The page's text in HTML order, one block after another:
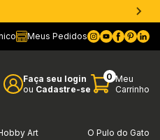
Meus Pedidos
Faça seu login
ou Cadastre-se
0 Meu
Carrinho
Art O Pulo do Gato